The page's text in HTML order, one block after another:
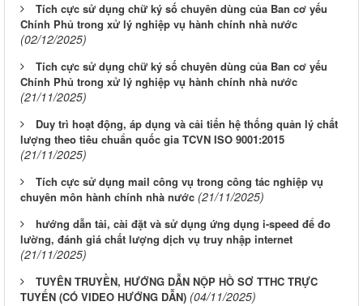
Tích cực sử dụng chữ ký số chuyên dùng của Ban cơ yếu
Chính Phủ trong xử lý nghiệp vụ hành chính nhà nước
(02/12/2025)
Tích cực sử dụng chữ ký số chuyên dùng của Ban cơ yếu
Chính Phủ trong xử lý nghiệp vụ hành chính nhà nước
(21/11/2025)
Duy trì hoạt động, áp dụng và cải tiến hệ thống quản lý chất
lượng theo tiêu chuẩn quốc gia TCVN ISO 9001:2015
(21/11/2025)
Tích cực sử dụng mail công vụ trong công tác nghiệp vụ
chuyên môn hành chính nhà nước (21/11/2025)
hướng dẫn tải, cài đặt và sử dụng ứng dụng i-speed để đo
lường, đánh giá chất lượng dịch vụ truy nhập internet
(21/11/2025)
TUYÊN TRUYỀN, HƯỚNG DẪN NỘP HỒ SƠ TTHC TRỰC
TUYẾN (CÓ VIDEO HƯỚNG DẪN) (04/11/2025)